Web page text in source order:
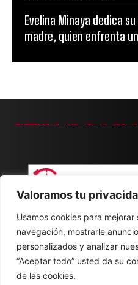
Valoramos tu
Usamos cookies para
navegación, mostrarle
personalizados y analizar
“Aceptar todo” usted da su
de las cookies.
Evelina Minaya dedica
madre, quien enfrenta